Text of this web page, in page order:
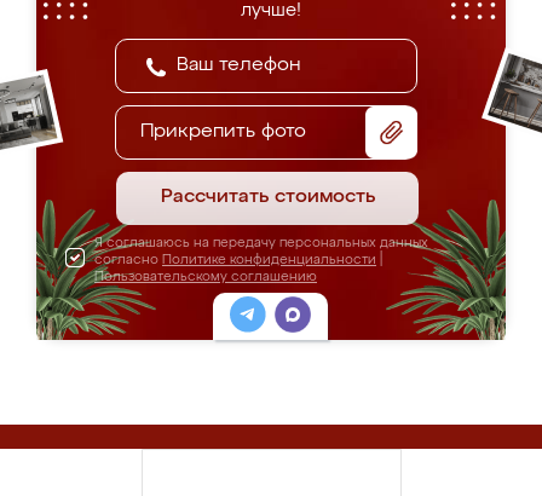
лучше!
Прикрепить фото
Рассчитать стоимость
Я соглашаюсь на передачу персональных данных
согласно Политике конфиденциальности
Пользовательскому соглашению